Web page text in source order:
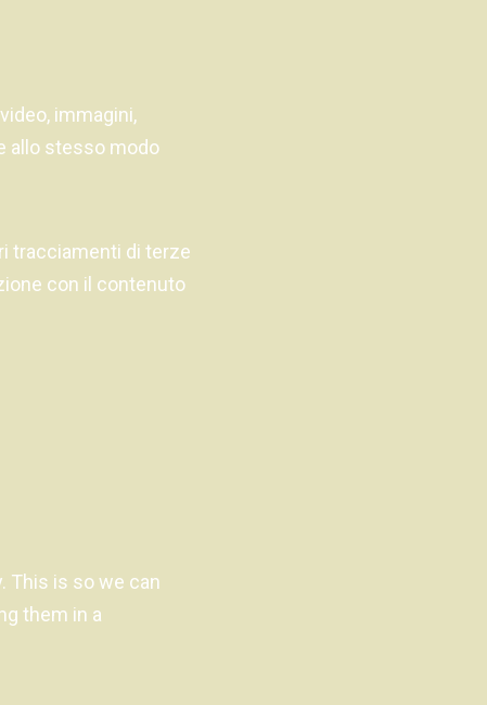
immagini,
allo stesso modo
tracciamenti di terze
con il contenuto
This is so we can
them in a